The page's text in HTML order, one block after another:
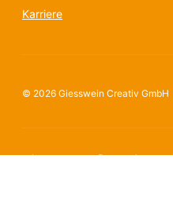
Karriere
© 2026 Giesswein Creativ GmbH
Impressum Datenschutz